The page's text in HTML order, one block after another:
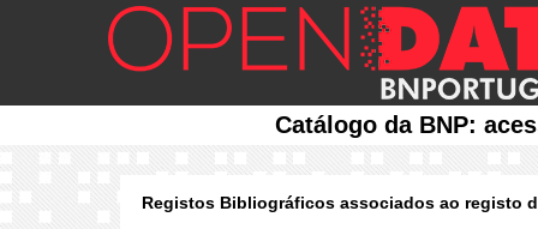
Catálogo da BNP:
Registos Bibliográficos associados ao registo